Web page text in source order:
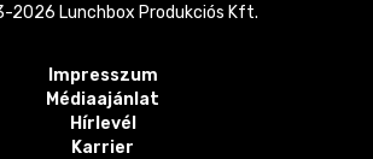
2026 Lunchbox Produkciós Kft.
Impresszum
Médiaajánlat
Hírlevél
Karrier